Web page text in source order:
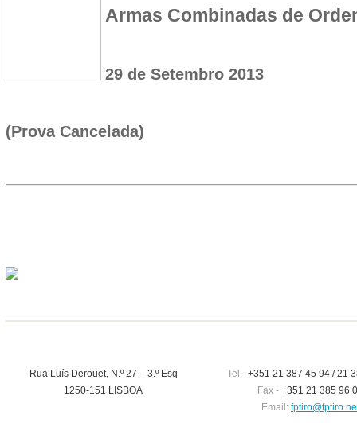
Armas Combinadas de
29 de Setembro 2013
(Prova Cancelada)
Rua Luís Derouet, N.º 27 – 3.º Esq
1250-151 LISBOA
Tel.-+351 21 387 45 94 / 21
Fax - +351 21 385 96
Email: